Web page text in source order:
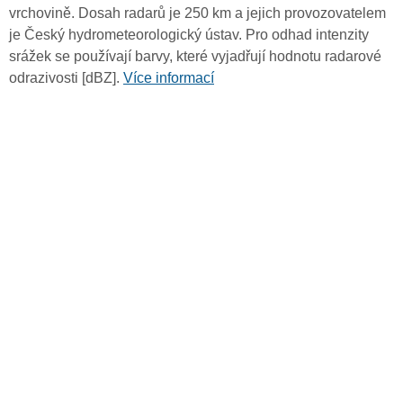
vrchovině. Dosah radarů je 250 km a jejich provozovatelem
je Český hydrometeorologický ústav. Pro odhad intenzity
srážek se používají barvy, které vyjadřují hodnotu radarové
odrazivosti [dBZ]. Více informací